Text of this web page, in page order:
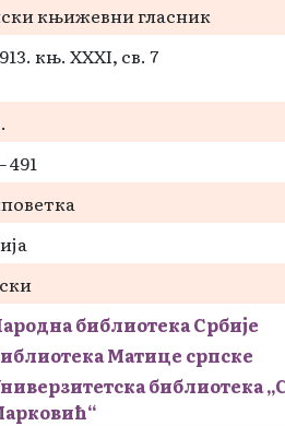
књижевни гласник
књ. XXXI, св. 7
491
библиотека Србије
Матице српске
библиотека